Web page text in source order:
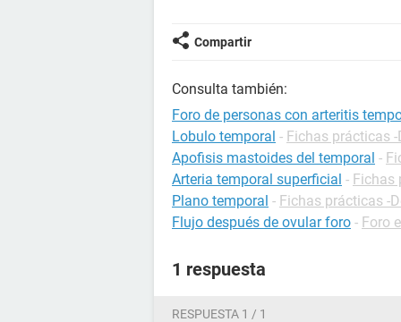
Compartir
Consulta también:
Foro de personas con arteritis
Lobulo temporal - Fichas prácticas
Apofisis mastoides del temporal -
Arteria temporal superficial - Fichas
Plano temporal - Fichas prácticas -
Flujo después de ovular foro - Foro
1 respuesta
RESPUESTA 1 / 1